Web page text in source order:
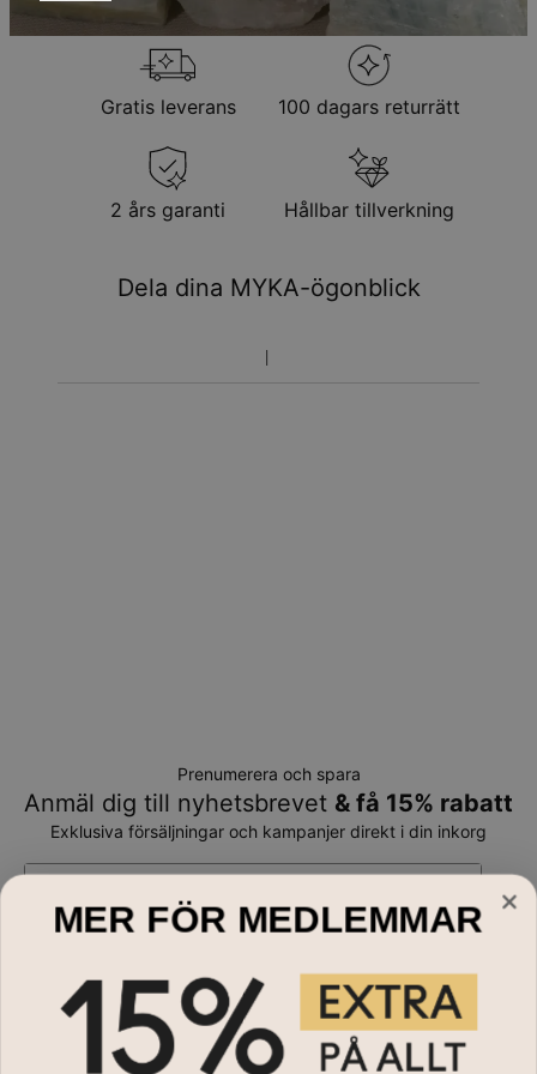
Observera att personliga smycken är unika och endast kan
returneras för utbyte eller butikskredit
Gratis leverans 100 dagars returrätt
2 års garanti Hållbar tillverkning
Dela dina MYKA-ögonblick
Prenumerera och spara
Anmäl dig till nyhetsbrevet & få 15% rabatt
Exklusiva försäljningar och kampanjer direkt i din inkorg
Handla till
Behöver du hjälp?
MER FÖR MEDLEMMAR